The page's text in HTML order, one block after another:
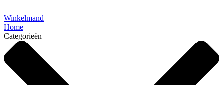
Winkelmand
Home
Categorieën